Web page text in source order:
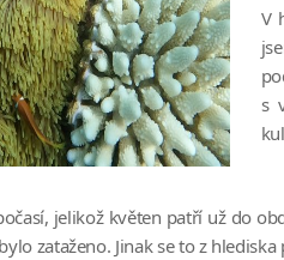
V
s
jelikož květen patří už do
zataženo. Jinak se to z